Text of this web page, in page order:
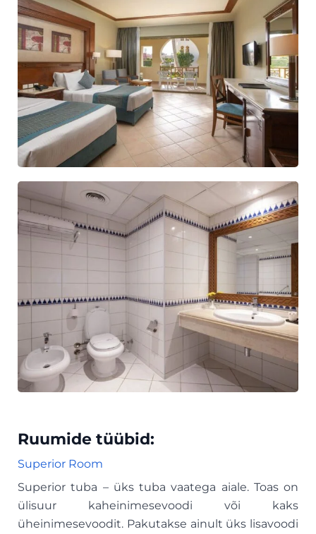
Ruumide tüübid:
Superior Room
Superior tuba – üks tuba vaatega aiale. Toas on
ülisuur kaheinimesevoodi või kaks
üheinimesevoodit. Pakutakse ainult üks lisavoodi